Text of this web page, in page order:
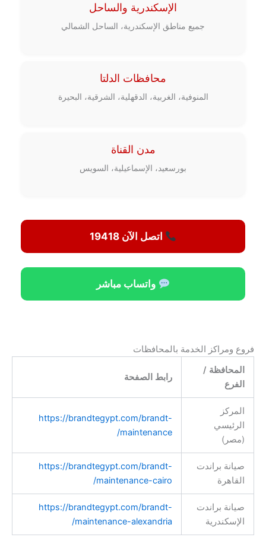
الإسكندرية والساحل
جميع مناطق الإسكندرية، الساحل الشمالي
محافظات الدلتا
المنوفية، الغربية، الدقهلية، الشرقية، البحيرة
مدن القناة
بورسعيد، الإسماعيلية، السويس
اتصل الآن 19418
واتساب مباشر
فروع ومراكز الخدمة بالمحافظات
المحافظة /
الفرع
رابط الصفحة
المركز
الرئيسي
(مصر)
https://brandtegypt.com/brandt-
maintenance/
صيانة براندت
القاهرة
https://brandtegypt.com/brandt-
maintenance-cairo/
صيانة براندت
الإسكندرية
https://brandtegypt.com/brandt-
maintenance-alexandria/